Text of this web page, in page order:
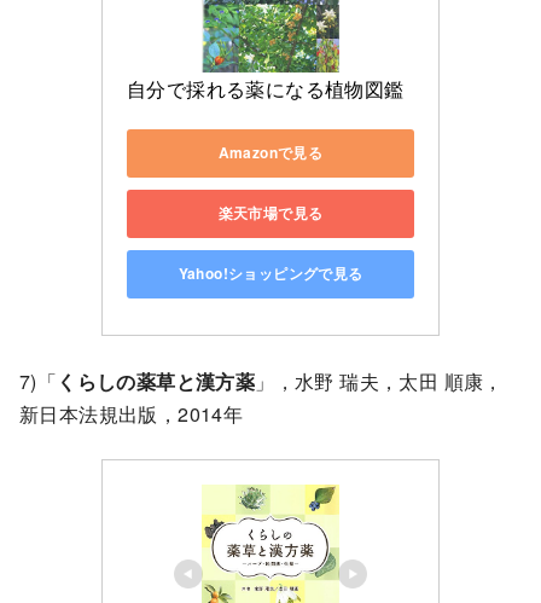
自分で採れる薬になる植物図鑑
Amazonで見る
楽天市場で見る
Yahoo!ショッピングで見る
7)「 くらしの薬草と漢方薬 」，水野 瑞夫，太田 順康，
新日本法規出版，2014年